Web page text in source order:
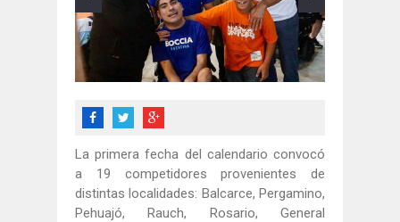
La primera fecha del calendario convocó
a 19 competidores provenientes de
distintas localidades: Balcarce, Pergamino,
Pehuajó, Rauch, Rosario, General